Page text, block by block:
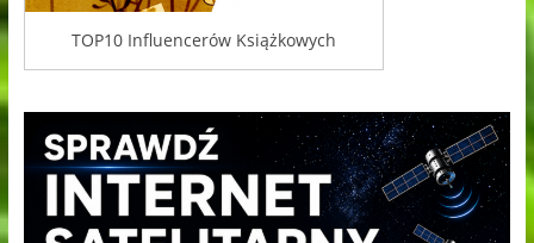
TOP10 Influencerów Książkowych